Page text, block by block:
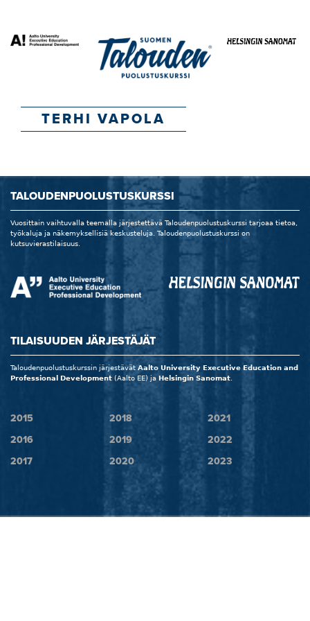
TERHI VAPOLA
TALOUDENPUOLUSTUSKURSSI
Vuosittain vaihtuvalla teemalla järjestettävä Taloudenpuolustuskurssi tarjoaa tietoa,
työkaluja ja näkemyksellisiä keskusteluja. Taloudenpuolustuskurssi on
kutsuvierastilaisuus.
TILAISUUDEN JÄRJESTÄJÄT
Taloudenpuolustuskurssin järjestävät Aalto University Executive Education and
Professional Development (Aalto EE) ja Helsingin Sanomat
2015
2016
2017
2018
2019
2020
2021
2022
2023